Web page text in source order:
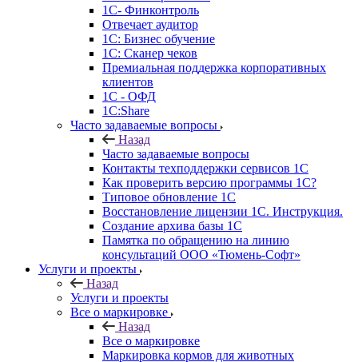
1С- Финконтроль
Отвечает аудитор
1С: Бизнес обучение
1С: Сканер чеков
Премиальная поддержка корпоративных
клиентов
1С - ОФД
1С:Share
Часто задаваемые вопросы
Назад
Часто задаваемые вопросы
Контакты техподдержки сервисов 1С
Как проверить версию программы 1С?
Типовое обновление 1С
Восстановление лицензии 1С. Инструкция.
Создание архива базы 1С
Памятка по обращению на линию
консультаций ООО «Тюмень-Софт»
Услуги и проекты
Назад
Услуги и проекты
Все о маркировке
Назад
Все о маркировке
Маркировка кормов для животных